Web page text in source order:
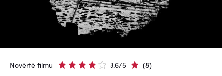
Novērtē filmu 3.6/5 (8)